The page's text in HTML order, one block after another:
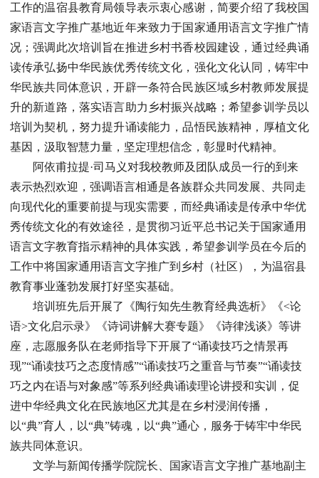
工作的温宿县教育局领导表示衷心感谢，简要介绍了我校国
家语言文字推广基地近年来致力于国家通用语言文字推广情
况；强调此次培训旨在推进乡村书香校园建设，通过经典诵
读传承弘扬中华民族优秀传统文化，强化文化认同，铸牢中
华民族共同体意识，开辟一条符合民族区域乡村教师发展提
升的新道路，落实语言助力乡村振兴战略；希望参训学员以
培训为契机，努力提升诵读能力，品悟民族精神，厚植文化
基因，汲取智慧力量，坚定理想信念，彰显时代精神。
阿依甫拉提·司马义对我校教师及团队成员一行的到来
表示热烈欢迎，强调语言相通是各族群众共同发展、共同走
向现代化的重要前提与现实需要，而经典诵读是传承中华优
秀传统文化的有效途径，是贯彻习近平总书记关于国家通用
语言文字教育指示精神的具体实践，希望参训学员在今后的
工作中将国家通用语言文字推广到乡村（社区），为温宿县
教育事业蓬勃发展打好坚实基础。
培训班先后开展了《陶行知先生教育经典选析》《<论
语>文化启示录》《诗词讲解大赛专题》《诗律浅谈》等讲
座，志愿服务队在老师指导下开展了“诵读技巧之情景再
现”“诵读技巧之态度情感”“诵读技巧之重音与节奏”“诵读技
巧之内在语与对象感”等系列经典诵读理论讲授和实训，促
进中华经典文化在民族地区尤其是在乡村浸润传播，
以“典”育人，以“典”铸魂，以“典”通心，服务于铸牢中华民
族共同体意识。
文学与新闻传播学院院长、国家语言文字推广基地副主